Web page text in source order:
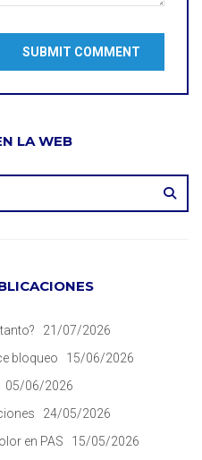
LA WEB
21/07/2026
bloqueo
15/06/2026
05/06/2026
24/05/2026
en PAS
15/05/2026